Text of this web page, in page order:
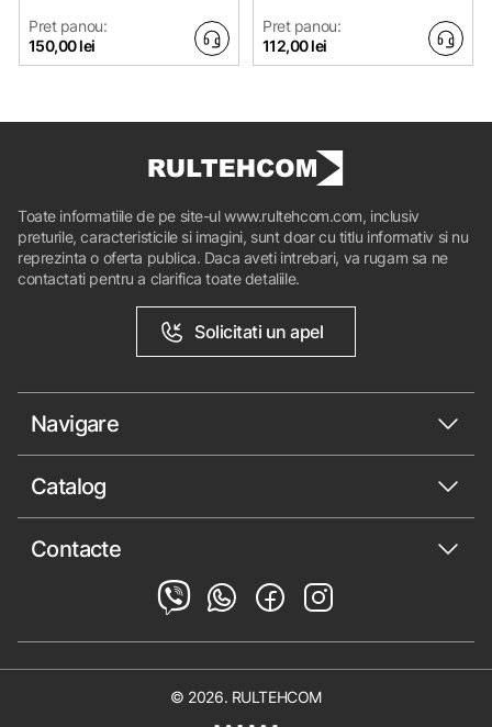
Pret panou:
150,00 lei
Pret panou:
112,00 lei
Toate informatiile de pe site-ul www.rultehcom.com, inclusiv
preturile, caracteristicile si imagini, sunt doar cu titlu informativ si nu
reprezinta o oferta publica. Daca aveti intrebari, va rugam sa ne
contactati pentru a clarifica toate detaliile.
Solicitati un apel
Navigare
Catalog
Contacte
© 2026. RULTEHCOM